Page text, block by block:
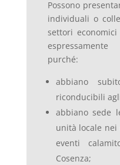
Possono
individuali o
settori
purché:
abbiano
riconducibili
abbiano sede
unità locale
eventi
Cosenza;